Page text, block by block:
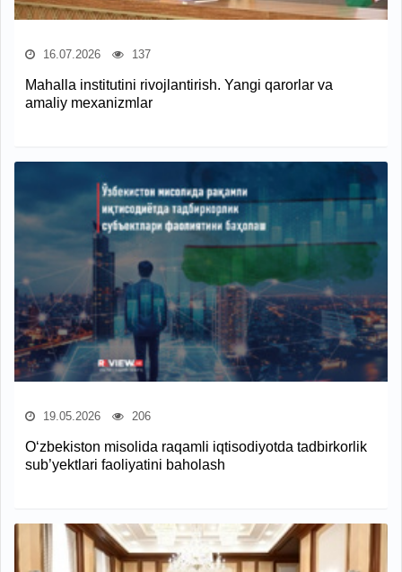
16.07.2026 137
Mahalla institutini rivojlantirish. Yangi qarorlar va
amaliy mexanizmlar
19.05.2026 206
O‘zbekiston misolida raqamli iqtisodiyotda tadbirkorlik
sub’yektlari faoliyatini baholash